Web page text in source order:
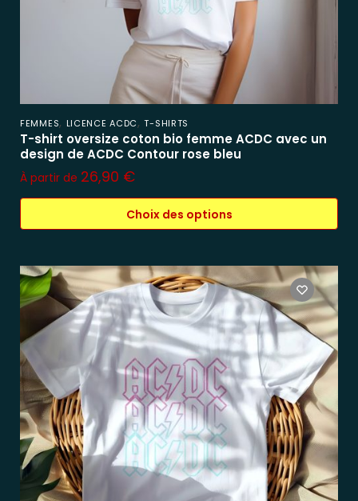
FEMMES, LICENCE ACDC,T-SHIRTS
T-shirt oversize coton bio femme ACDC avec un
design de ACDC Contour rose bleu
À partir de 26,90 €
Choix des options